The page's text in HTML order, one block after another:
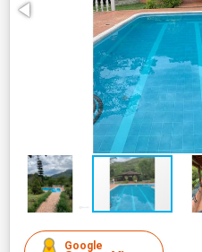
Google